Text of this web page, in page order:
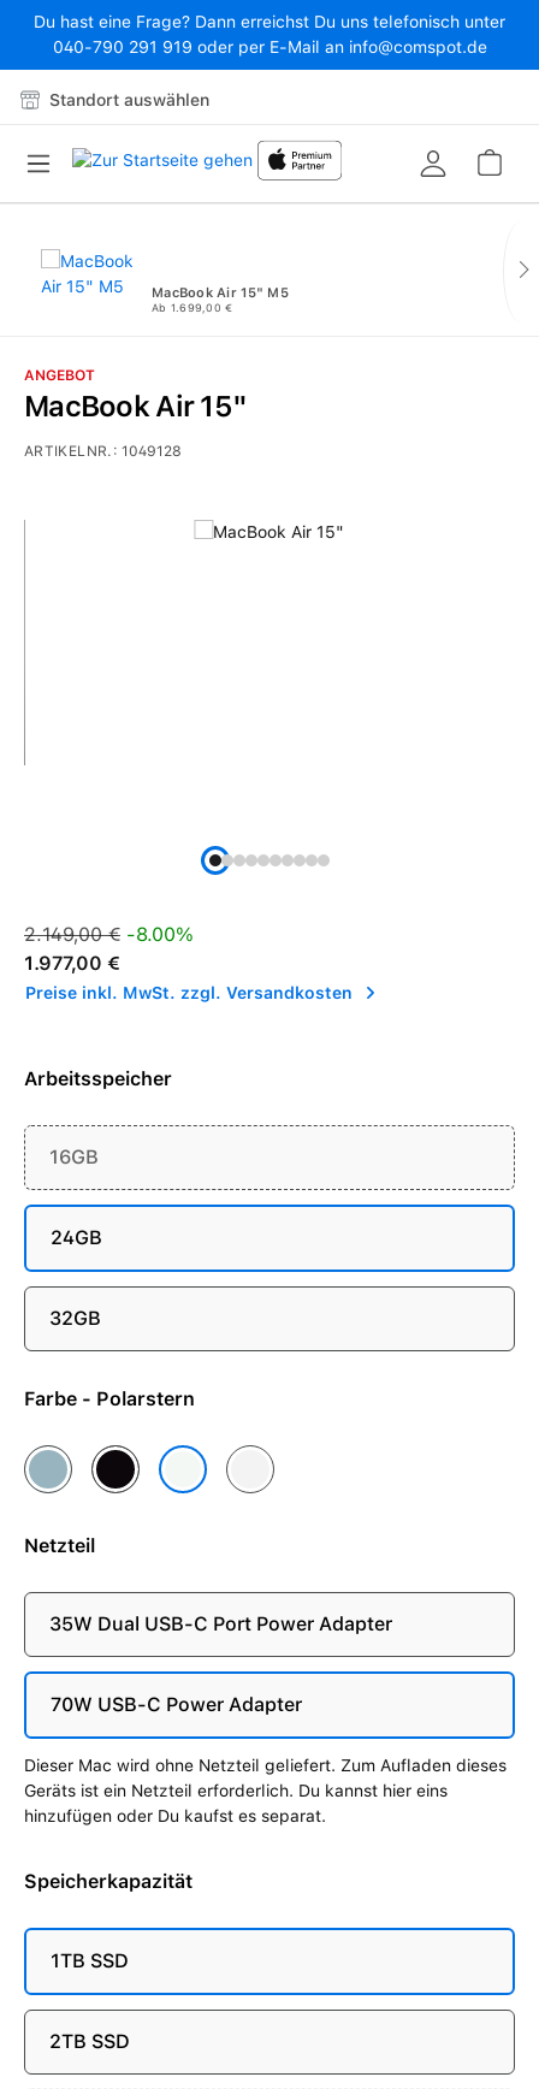
Zum Hauptinhalt springen
Du hast eine Frage? Dann erreichst Du uns telefonisch unter
040-790 291 919 oder per E-Mail an info@comspot.de
Standort auswählen
MacBook Air 15" M5
Ab 1.699,00 €
Bildergalerie überspringen
ANGEBOT
MacBook Air 15"
ARTIKELNR.:1049128
Verkaufspreis:
Regulärer Preis:
2.149,00 € -8.00%
1.977,00 €
Preise inkl. MwSt. zzgl. Versandkosten
Arbeitsspeicher
16GB
24GB
32GB
Farbe - Polarstern
HimmelblauMitternachtPolarsternSilber
Netzteil
35W Dual USB-C Port Power Adapter
70W USB-C Power Adapter
Dieser Mac wird ohne Netzteil geliefert. Zum Aufladen dieses
Geräts ist ein Netzteil erforderlich. Du kannst hier eins
hinzufügen oder Du kaufst es separat.
Speicherkapazität
1TB SSD
2TB SSD